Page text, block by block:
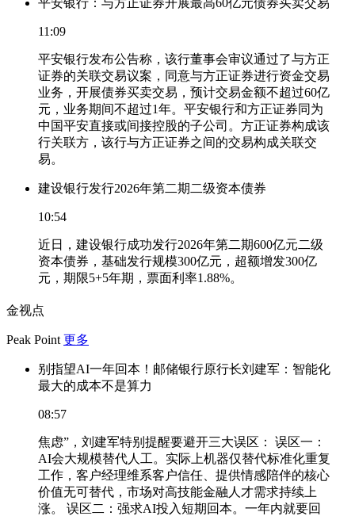
11:09
平安银行发布公告称，该行董事会审议通过了与方正
证券的关联交易议案，同意与方正证券进行资金交易
业务，开展债券买卖交易，预计交易金额不超过60亿
元，业务期间不超过1年。平安银行和方正证券同为
中国平安直接或间接控股的子公司。方正证券构成该
行关联方，该行与方正证券之间的交易构成关联交
易。
建设银行发行2026年第二期二级资本债券
10:54
近日，建设银行成功发行2026年第二期600亿元二级
资本债券，基础发行规模300亿元，超额增发300亿
元，期限5+5年期，票面利率1.88%。
金视点
Peak Point 更多
别指望AI一年回本！邮储银行原行长刘建军：智能化
最大的成本不是算力
08:57
焦虑”，刘建军特别提醒要避开三大误区： 误区一：
AI会大规模替代人工。实际上机器仅替代标准化重复
工作，客户经理维系客户信任、提供情感陪伴的核心
价值无可替代，市场对高技能金融人才需求持续上
涨。 误区二：强求AI投入短期回本。一年内就要回